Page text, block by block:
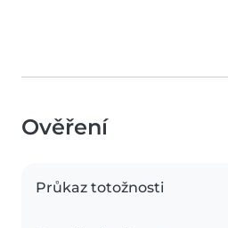
Ověření
Průkaz totožnosti